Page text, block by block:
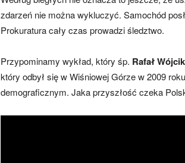
zdarzeń nie można wykluczyć. Samochód
Prokuratura cały czas prowadzi śledztwo.
Przypominamy wykład, który śp. Rafał
który odbył się w Wiśniowej Górze w 2009
demograficznym. Jaka przyszłość czeka